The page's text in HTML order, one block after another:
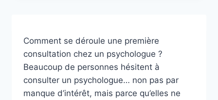
Comment se déroule une première
consultation chez un psychologue ?
Beaucoup de personnes hésitent à
consulter un psychologue… non pas par
manque d’intérêt, mais parce qu’elles ne